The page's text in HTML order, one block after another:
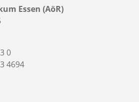
Essen (AöR)
0
4694